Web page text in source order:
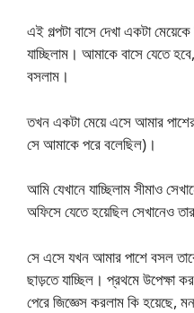
এই গল্পটা বাসে দেখা একটা
যাচ্ছিলাম। আমাকে বাসে যেতে
বসলাম।
তখন একটা মেয়ে এসে আমার
সে আমাকে পরে বলেছিল)।
আমি যেখানে যাচ্ছিলাম সীমাও
অফিসে যেতে হয়েছিল সেখানেও
সে এসে যখন আমার পাশে বসল
ছাড়তে যাচ্ছিল। প্রথমে উপেক্ষা
পেরে জিজ্ঞেস করলাম কি হয়েছে,